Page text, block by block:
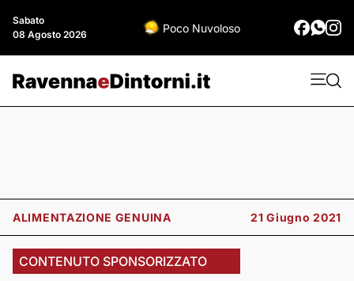
Sabato
08 Agosto 2026
Poco Nuvoloso
ALIMENTAZIONE GENUINA 21 Giugno 2021
CONTENUTO SPONSORIZZATO